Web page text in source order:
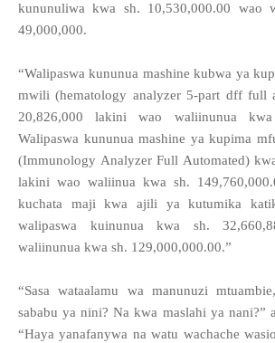
kununuliwa kwa sh. 10,530,000.00 wao
49,000,000.
“Walipaswa kununua mashine kubwa ya
mwili (hematology analyzer 5-part dff full
20,826,000 lakini wao waliinunua
Walipaswa kununua mashine ya kupima
(Immunology Analyzer Full Automated)
lakini wao waliinua kwa sh.
kuchata maji kwa ajili ya kutumika
walipaswa kuinunua kwa sh.
waliinunua kwa sh. 129,000,000.00.”
“Sasa wataalamu wa manunuzi
sababu ya nini? Na kwa maslahi ya nani?”
“Haya yanafanywa na watu wachache